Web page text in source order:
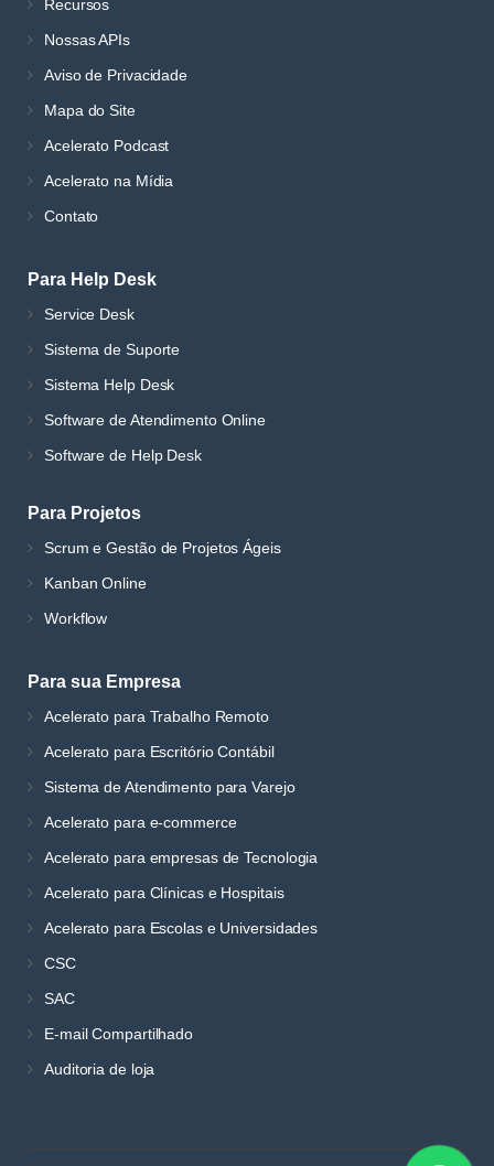
Recursos
Nossas APIs
Aviso de Privacidade
Mapa do Site
Acelerato Podcast
Acelerato na Mídia
Contato
Para Help Desk
Service Desk
Sistema de Suporte
Sistema Help Desk
Software de Atendimento Online
Software de Help Desk
Para Projetos
Scrum e Gestão de Projetos Ágeis
Kanban Online
Workflow
Para sua Empresa
Acelerato para Trabalho Remoto
Acelerato para Escritório Contábil
Sistema de Atendimento para Varejo
Acelerato para e-commerce
Acelerato para empresas de Tecnologia
Acelerato para Clínicas e Hospitais
Acelerato para Escolas e Universidades
CSC
SAC
E-mail Compartilhado
Auditoria de loja